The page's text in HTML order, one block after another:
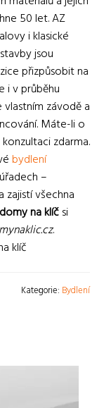
50 let. AZ
i klasické
jsou
přizpůsobit na
i v průběhu
závodě a
Máte-li o
zdarma.
bydlení
–
všechna
na klíčsi
.
Kategorie: Bydlení